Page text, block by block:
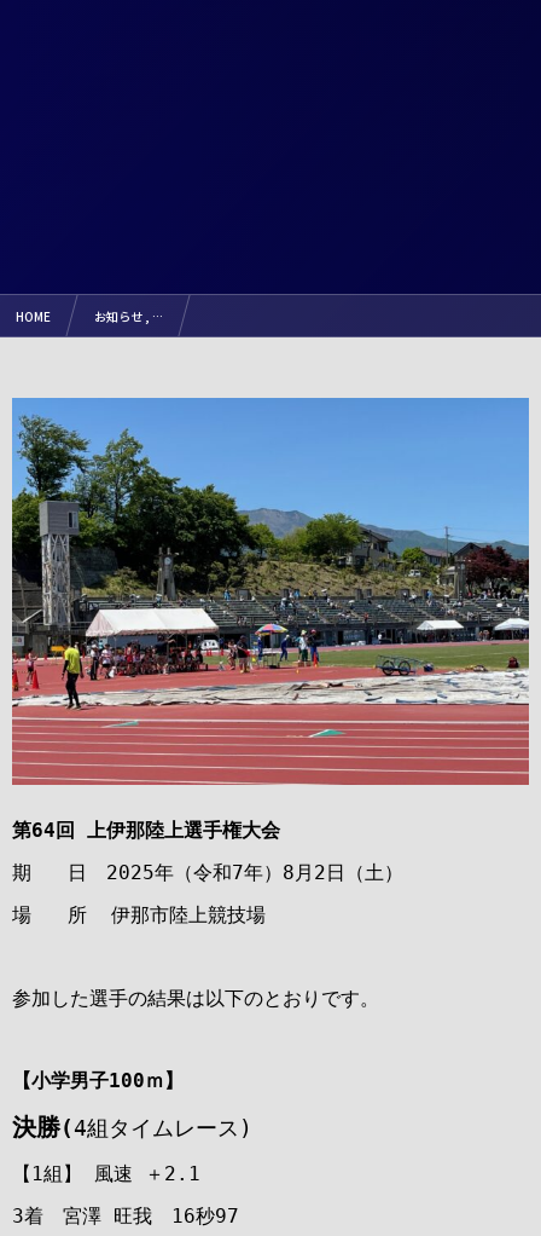
HOME お知らせ , …
第64回 上伊那陸上選手権大会
期 日 2025年（令和7年）8月2日（土）
場 所 伊那市陸上競技場
参加した選手の結果は以下のとおりです。
【小学男子100ｍ】
決勝(4組タイムレース)
【1組】 風速 ＋2.1
3着 宮澤 旺我 16秒97